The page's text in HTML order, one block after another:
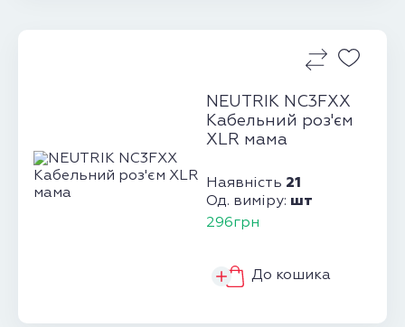
NEUTRIK NC3FXX
Кабельний роз'єм
XLR мама
Наявність 21
Од. виміру: шт
296грн
До кошика